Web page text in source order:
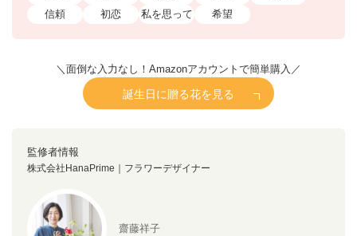
信頼
初恋 私を思って 希望
＼面倒な入力なし！Amazonアカウントで簡単購入／
誕生日に贈る花を見る
監修者情報
株式会社HanaPrime｜フラワーデザイナー
齋藤祥子